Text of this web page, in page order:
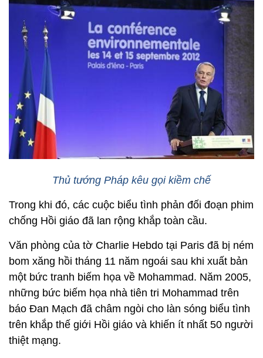
Thủ tướng Pháp kêu gọi kiềm chế
Trong khi đó, các cuộc biểu tình phản đối đoạn phim
chống Hồi giáo đã lan rộng khắp toàn cầu.
Văn phòng của tờ Charlie Hebdo tại Paris đã bị ném
bom xăng hồi tháng 11 năm ngoái sau khi xuất bản
một bức tranh biếm họa về Mohammad. Năm 2005,
những bức biếm họa nhà tiên tri Mohammad trên
báo Đan Mạch đã châm ngòi cho làn sóng biểu tình
trên khắp thế giới Hồi giáo và khiến ít nhất 50 người
thiệt mạng.